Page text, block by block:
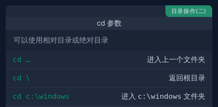
目录操作(二)
cd 参数
可以使用相对目录或绝对目录
cd … 进入上一个文件夹
cd \ 返回根目录
cd c:\windows 进入 c:\windows 文件夹